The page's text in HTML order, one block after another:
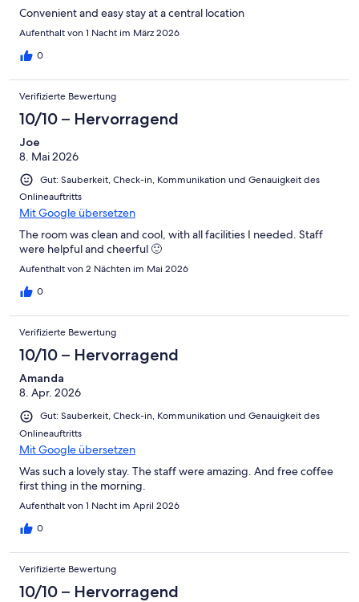
Convenient and easy stay at a central location
Aufenthalt von 1 Nacht im März 2026
0
Verifizierte Bewertung
10/10 – Hervorragend
Joe
8. Mai 2026
Gut: Sauberkeit, Check-in, Kommunikation und Genauigkeit des
Onlineauftritts
Mit Google übersetzen
The room was clean and cool, with all facilities I needed. Staff
were helpful and cheerful 🙂
Aufenthalt von 2 Nächten im Mai 2026
0
Verifizierte Bewertung
10/10 – Hervorragend
Amanda
8. Apr. 2026
Gut: Sauberkeit, Check-in, Kommunikation und Genauigkeit des
Onlineauftritts
Mit Google übersetzen
Was such a lovely stay. The staff were amazing. And free coffee
first thing in the morning.
Aufenthalt von 1 Nacht im April 2026
0
Verifizierte Bewertung
10/10 – Hervorragend